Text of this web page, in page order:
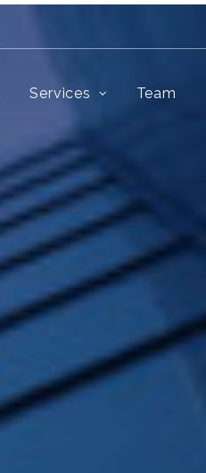
Services Team